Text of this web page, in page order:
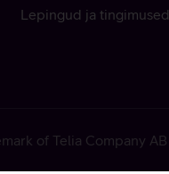
Lepingud ja tingimused
of Telia Company AB